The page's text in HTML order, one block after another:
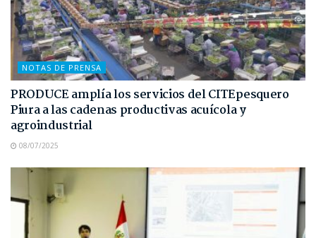
NOTAS DE PRENSA
PRODUCE amplía los servicios del CITEpesquero
Piura a las cadenas productivas acuícola y
agroindustrial
08/07/2025